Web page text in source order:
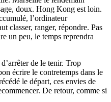
doux. Hong Kong est loin.
l’ordinateur
classer, ranger, répondre. Pas
un peu, le temps reprendra
de le tenir. Trop
écrire le contretemps dans le
le départ, ces envies de
De retour, comme si